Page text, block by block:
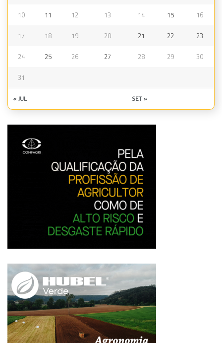
10 11 12 13 14 15 16
17 18 19 20 21 22 23
24 25 26 27 28 29 30
31
« JUL SET »